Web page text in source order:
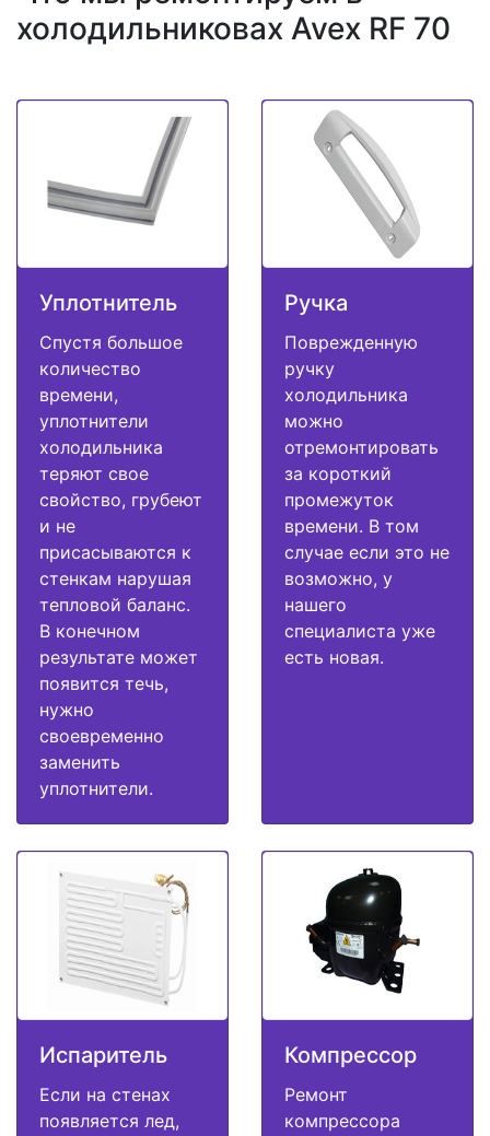
холодильниковах Avex RF 70
Уплотнитель
Спустя большое
количество
времени,
уплотнители
холодильника
теряют свое
свойство, грубеют
и не
присасываются к
стенкам нарушая
тепловой баланс.
В конечном
результате может
появится течь,
нужно
своевременно
заменить
уплотнители.
Ручка
Поврежденную
ручку
холодильника
можно
отремонтировать
за короткий
промежуток
времени. В том
случае если это не
возможно, у
нашего
специалиста уже
есть новая.
Испаритель
Если на стенах
появляется лед,
Компрессор
Ремонт
компрессора